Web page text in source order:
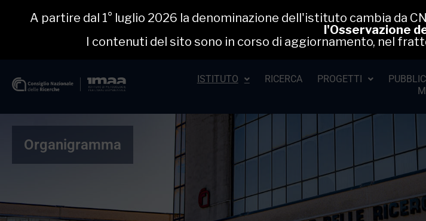
A partire dal 1° luglio 2026 la denominazione dell'istituto cambia da
l'Osservazione
I contenuti del sito sono in corso di aggiornamento, nel
ISTITUTO RICERCA PROGETTI
Organigramma